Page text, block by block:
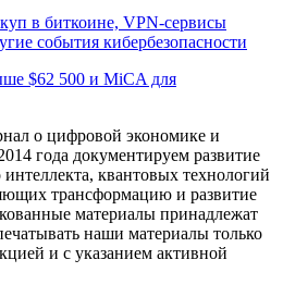
в биткоине, VPN-сервисы
события кибербезопасности
$62 500 и MiCA для
о цифровой экономике и
года документируем развитие
квантовых технологий
трансформацию и развитие
материалы принадлежат
наши материалы только
и с указанием активной